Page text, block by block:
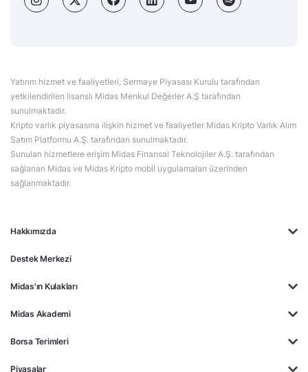
Hakkımızda
Destek Merkezi
Midas'ın Kulakları
Midas Akademi
Borsa Terimleri
Piyasalar
Yatırım hizmet ve faaliyetleri, Sermaye Piyasası Kurulu tarafından
yetkilendirilen lisanslı Midas Menkul Değerler A.Ş tarafından
sunulmaktadır.
Kripto varlık piyasasına ilişkin hizmet ve faaliyetler Midas Kripto Varlık Alım
Satım Platformu A.Ş. tarafından sunulmaktadır.
Sunulan hizmetlere erişim Midas Finansal Teknolojiler A.Ş. tarafından
sağlanan Midas ve Midas Kripto mobil uygulamaları üzerinden
sağlanmaktadır.